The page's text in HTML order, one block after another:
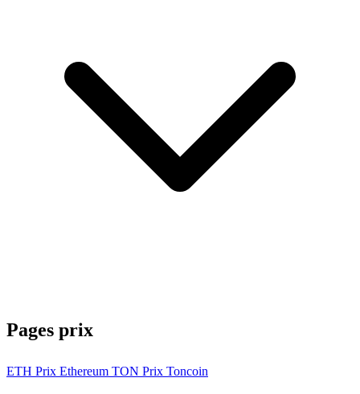
Pages prix
ETH Prix Ethereum TON Prix Toncoin